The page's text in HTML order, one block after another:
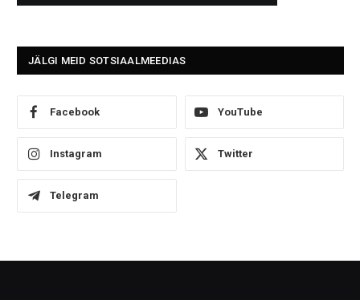
JÄLGI MEID SOTSIAALMEEDIAS
Facebook YouTube
Instagram Twitter
Telegram